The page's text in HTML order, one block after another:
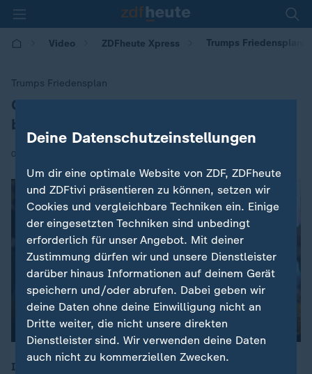
Video ZDFheute Xpress Trumps Friedensplan:
Trumps Friedensplan
:
Gaza-Waffenruhe: Israel und Hamas
beraten
06.10.2025 | 10:01
In Ägypten wollen Vertreter Israels und der Hamas
Deine Datenschutzeinstellungen
Um dir eine optimale Website von ZDF, ZDFheute
und ZDFtivi präsentieren zu können, setzen wir
Cookies und vergleichbare Techniken ein. Einige
der eingesetzten Techniken sind unbedingt
erforderlich für unser Angebot. Mit deiner
Zustimmung dürfen wir und unsere Dienstleister
darüber hinaus Informationen auf deinem Gerät
speichern und/oder abrufen. Dabei geben wir
deine Daten ohne deine Einwilligung nicht an
Dritte weiter, die nicht unsere direkten
Dienstleister sind. Wir verwenden deine Daten
auch nicht zu kommerziellen Zwecken.